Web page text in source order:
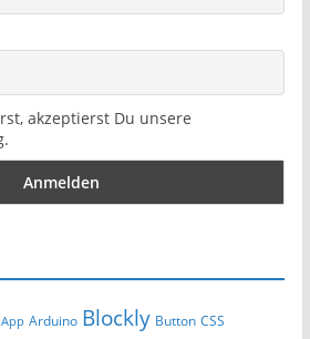
akzeptierst Du unsere
App Arduino Blockly Button CSS